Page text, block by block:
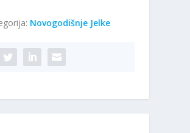
Novogodišnje Jelke